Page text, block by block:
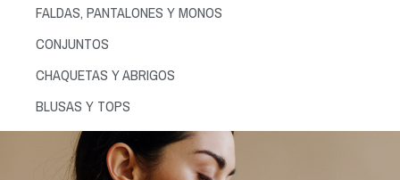
FALDAS, PANTALONES Y MONOS
CONJUNTOS
CHAQUETAS Y ABRIGOS
BLUSAS Y TOPS